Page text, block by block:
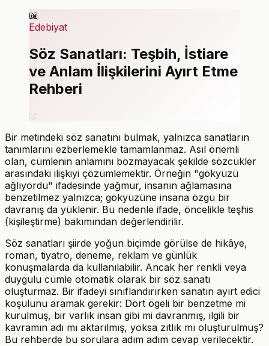
📖
Edebiyat
Söz Sanatları: Teşbih, İstiare
ve Anlam İlişkilerini Ayırt Etme
Rehberi
Bir metindeki söz sanatını bulmak, yalnızca sanatların
tanımlarını ezberlemekle tamamlanmaz. Asıl önemli
olan, cümlenin anlamını bozmayacak şekilde sözcükler
arasındaki ilişkiyi çözümlemektir. Örneğin "gökyüzü
ağlıyordu" ifadesinde yağmur, insanın ağlamasına
benzetilmez yalnızca; gökyüzüne insana özgü bir
davranış da yüklenir. Bu nedenle ifade, öncelikle teşhis
(kişileştirme) bakımından değerlendirilir.
Söz sanatları şiirde yoğun biçimde görülse de hikâye,
roman, tiyatro, deneme, reklam ve günlük
konuşmalarda da kullanılabilir. Ancak her renkli veya
duygulu cümle otomatik olarak bir söz sanatı
oluşturmaz. Bir ifadeyi sınıflandırırken sanatın ayırt edici
koşulunu aramak gerekir: Dört ögeli bir benzetme mi
kurulmuş, bir varlık insan gibi mi davranmış, ilgili bir
kavramın adı mı aktarılmış, yoksa zıtlık mı oluşturulmuş?
Bu rehberde bu sorulara adım adım cevap verilecektir.